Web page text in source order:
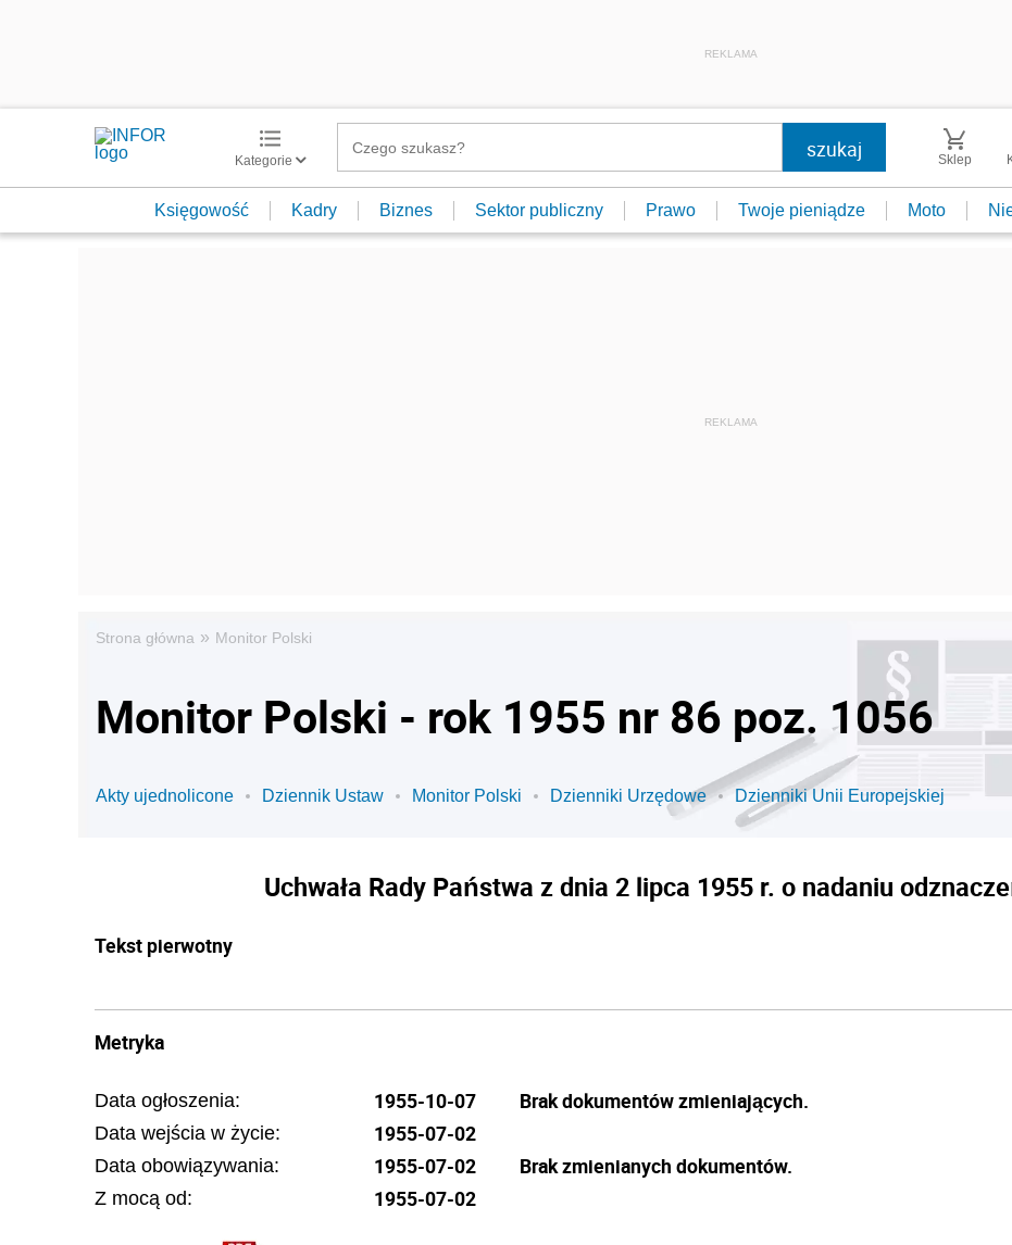
REKLAMA
Kategorie Sklep
Księgowość Kadry Biznes Sektor publiczny Prawo Twoje pieniądze Moto
Strona główna » Monitor Polski
Monitor Polski - rok 1955 nr 86 poz. 1056
Akty ujednolicone Dziennik Ustaw Monitor Polski Dzienniki Urzędowe Dzienniki Unii Europejskiej
Uchwała Rady Państwa z dnia 2 lipca 1955 r. o nadaniu
Tekst pierwotny
Metryka
Data ogłoszenia: 1955-10-07
Data wejścia w życie: 1955-07-02
Data obowiązywania: 1955-07-02
Z mocą od: 1955-07-02
Brak dokumentów zmieniających.
Brak zmienianych dokumentów.